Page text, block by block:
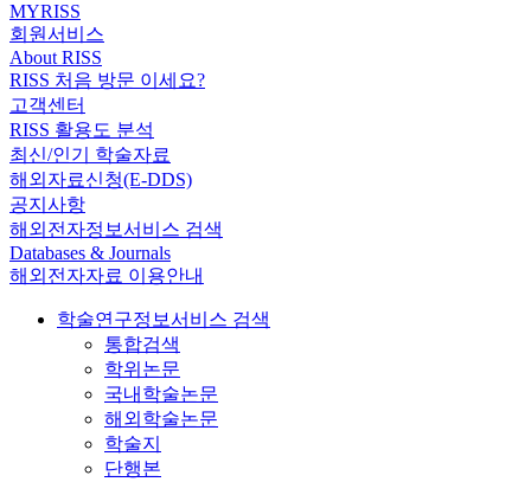
MYRISS
회원서비스
About RISS
RISS 처음 방문 이세요?
고객센터
RISS 활용도 분석
최신/인기 학술자료
해외자료신청(E-DDS)
공지사항
해외전자정보서비스 검색
Databases & Journals
해외전자자료 이용안내
학술연구정보서비스 검색
통합검색
학위논문
국내학술논문
해외학술논문
학술지
단행본